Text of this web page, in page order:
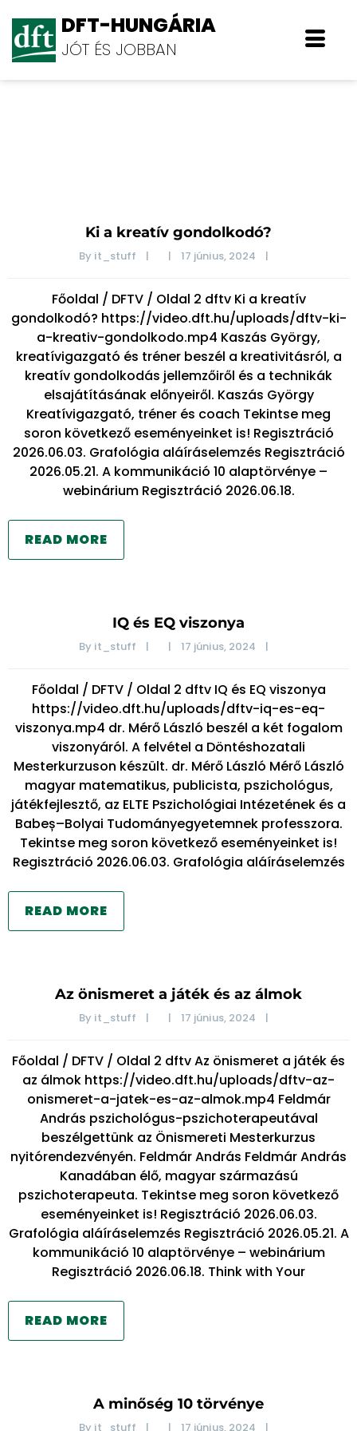
DFT-HUNGÁRIA
JÓT ÉS JOBBAN
Ki a kreatív gondolkodó?
By it_stuff | | 17 június, 2024 |
Főoldal / DFTV / Oldal 2 dftv Ki a kreatív
gondolkodó? https://video.dft.hu/uploads/dftv-ki-
a-kreativ-gondolkodo.mp4 Kaszás György,
kreatívigazgató és tréner beszél a kreativitásról, a
kreatív gondolkodás jellemzőiről és a technikák
elsajátításának előnyeiről. Kaszás György
Kreatívigazgató, tréner és coach Tekintse meg
soron következő eseményeinket is! Regisztráció
2026.06.03. Grafológia aláíráselemzés Regisztráció
2026.05.21. A kommunikáció 10 alaptörvénye –
webinárium Regisztráció 2026.06.18.
READ MORE
IQ és EQ viszonya
By it_stuff | | 17 június, 2024 |
Főoldal / DFTV / Oldal 2 dftv IQ és EQ viszonya
https://video.dft.hu/uploads/dftv-iq-es-eq-
viszonya.mp4 dr. Mérő László beszél a két fogalom
viszonyáról. A felvétel a Döntéshozatali
Mesterkurzuson készült. dr. Mérő László Mérő László
magyar matematikus, publicista, pszichológus,
játékfejlesztő, az ELTE Pszichológiai Intézetének és a
Babeș–Bolyai Tudományegyetemnek professzora.
Tekintse meg soron következő eseményeinket is!
Regisztráció 2026.06.03. Grafológia aláíráselemzés
READ MORE
Az önismeret a játék és az álmok
By it_stuff | | 17 június, 2024 |
Főoldal / DFTV / Oldal 2 dftv Az önismeret a játék és
az álmok https://video.dft.hu/uploads/dftv-az-
onismeret-a-jatek-es-az-almok.mp4 Feldmár
András pszichológus-pszichoterapeutával
beszélgettünk az Önismereti Mesterkurzus
nyitórendezvényén. Feldmár András Feldmár András
Kanadában élő, magyar származású
pszichoterapeuta. Tekintse meg soron következő
eseményeinket is! Regisztráció 2026.06.03.
Grafológia aláíráselemzés Regisztráció 2026.05.21. A
kommunikáció 10 alaptörvénye – webinárium
Regisztráció 2026.06.18. Think with Your
READ MORE
A minőség 10 törvénye
By it_stuff | | 17 június, 2024 |